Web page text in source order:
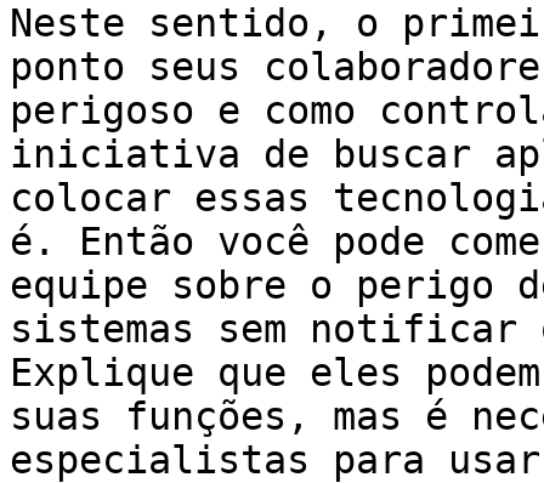
Neste sentido, o
ponto seus
perigoso e como
iniciativa de buscar
colocar essas
é. Então você pode
equipe sobre o perigo
sistemas sem notificar
Explique que eles
suas funções, mas é
especialistas para